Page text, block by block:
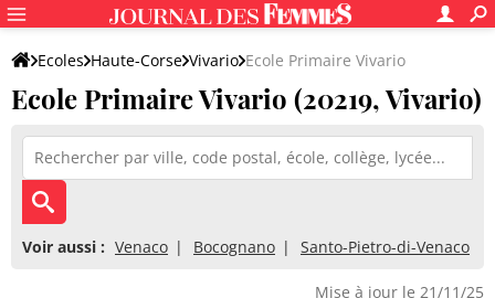
Ecoles Haute-Corse Vivario Ecole Primaire Vivario
Ecole Primaire Vivario (20219, Vivario)
Voir aussi : Venaco Bocognano Santo-Pietro-di-Venaco
Mise à jour le 21/11/25